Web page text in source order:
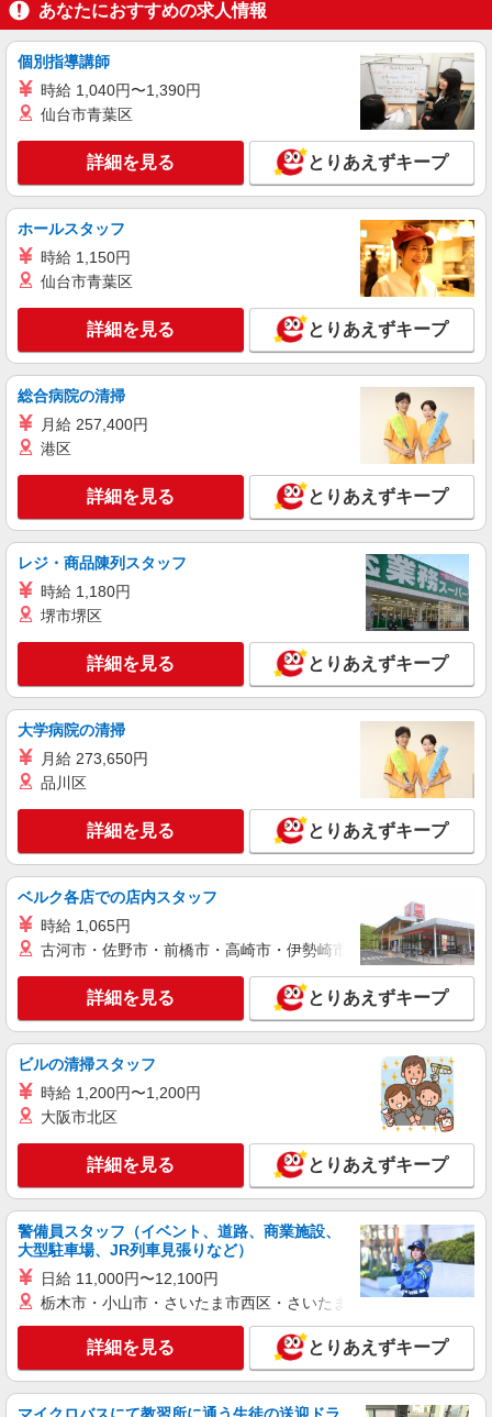
あなたにおすすめの求人情報
個別指導講師
時給 1,040円〜1,390円
仙台市青葉区
詳細を見る とりあえずキープ
ホールスタッフ
時給 1,150円
仙台市青葉区
詳細を見る とりあえずキープ
総合病院の清掃
月給 257,400円
港区
詳細を見る とりあえずキープ
レジ・商品陳列スタッフ
時給 1,180円
堺市堺区
詳細を見る とりあえずキープ
大学病院の清掃
月給 273,650円
品川区
詳細を見る とりあえずキープ
ベルク各店での店内スタッフ
時給 1,065円
古河市・佐野市・前橋市・高崎市・伊勢崎市・太田市・館林市
詳細を見る とりあえずキープ
ビルの清掃スタッフ
時給 1,200円〜1,200円
大阪市北区
詳細を見る とりあえずキープ
警備員スタッフ（イベント、道路、商業施設、
大型駐車場、JR列車見張りなど）
日給 11,000円〜12,100円
栃木市・小山市・さいたま市西区・さいたま市岩槻区・久喜市・
詳細を見る とりあえずキープ